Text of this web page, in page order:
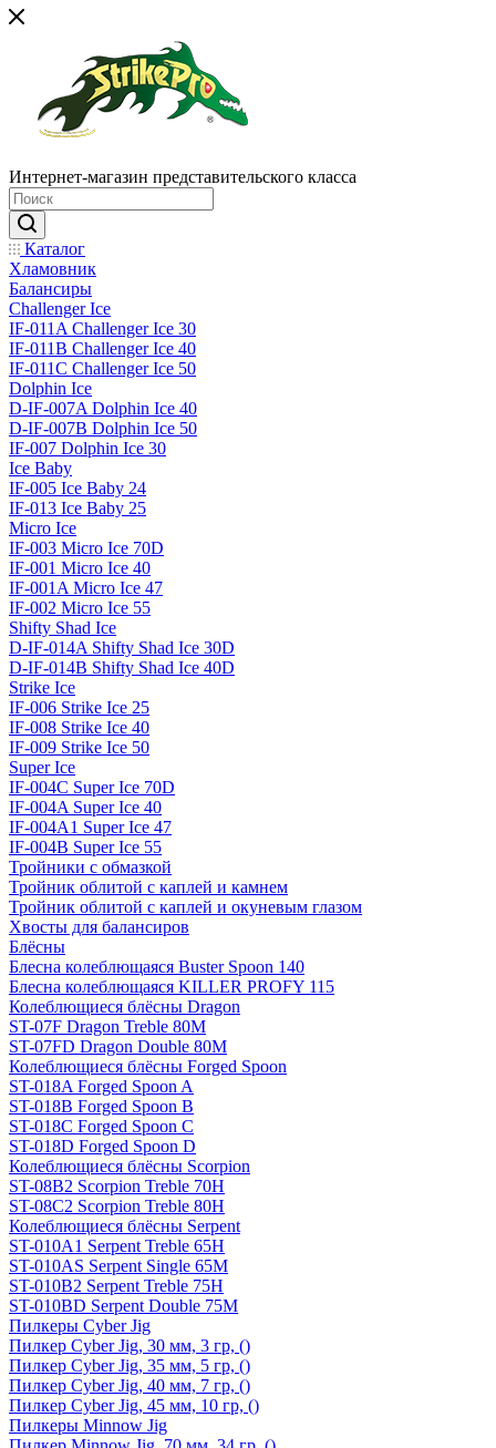
Интернет-магазин представительского класса
Каталог
Хламовник
Балансиры
Challenger Ice
IF-011A Challenger Ice 30
IF-011B Challenger Ice 40
IF-011C Challenger Ice 50
Dolphin Ice
D-IF-007A Dolphin Ice 40
D-IF-007B Dolphin Ice 50
IF-007 Dolphin Ice 30
Ice Baby
IF-005 Ice Baby 24
IF-013 Ice Baby 25
Micro Ice
IF-003 Micro Ice 70D
IF-001 Micro Ice 40
IF-001A Micro Ice 47
IF-002 Micro Ice 55
Shifty Shad Ice
D-IF-014A Shifty Shad Ice 30D
D-IF-014B Shifty Shad Ice 40D
Strike Ice
IF-006 Strike Ice 25
IF-008 Strike Ice 40
IF-009 Strike Ice 50
Super Ice
IF-004C Super Ice 70D
IF-004A Super Ice 40
IF-004A1 Super Ice 47
IF-004B Super Ice 55
Тройники с обмазкой
Тройник облитой с каплей и камнем
Тройник облитой с каплей и окуневым глазом
Хвосты для балансиров
Блёсны
Блесна колеблющаяся Buster Spoon 140
Блесна колеблющаяся KILLER PROFY 115
Колеблющиеся блёсны Dragon
ST-07F Dragon Treble 80M
ST-07FD Dragon Double 80M
Колеблющиеся блёсны Forged Spoon
ST-018A Forged Spoon A
ST-018B Forged Spoon B
ST-018C Forged Spoon C
ST-018D Forged Spoon D
Колеблющиеся блёсны Scorpion
ST-08B2 Scorpion Treble 70H
ST-08C2 Scorpion Treble 80H
Колеблющиеся блёсны Serpent
ST-010A1 Serpent Treble 65H
ST-010AS Serpent Single 65M
ST-010B2 Serpent Treble 75H
ST-010BD Serpent Double 75M
Пилкеры Cyber Jig
Пилкер Cyber Jig, 30 мм, 3 гр, ()
Пилкер Cyber Jig, 35 мм, 5 гр, ()
Пилкер Cyber Jig, 40 мм, 7 гр, ()
Пилкер Cyber Jig, 45 мм, 10 гр, ()
Пилкеры Minnow Jig